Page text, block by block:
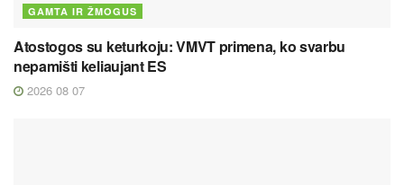
GAMTA IR ŽMOGUS
Atostogos su keturkoju: VMVT primena, ko svarbu
nepamišti keliaujant ES
2026 08 07